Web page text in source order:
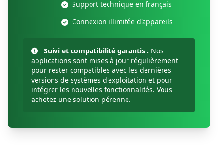
Support technique en français
Connexion illimitée d'appareils
Suivi et compatibilité garantis : Nos
applications sont mises à jour régulièrement
pour rester compatibles avec les dernières
versions de systèmes d'exploitation et pour
intégrer les nouvelles fonctionnalités. Vous
achetez une solution pérenne.